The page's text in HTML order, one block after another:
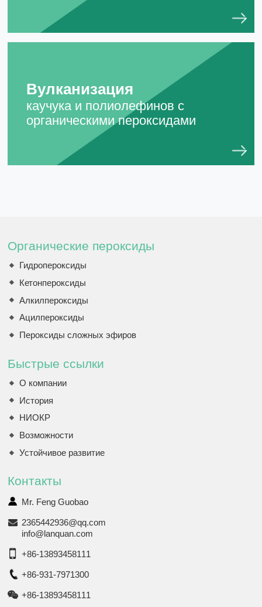
Вулканизация
каучука и полиолефинов с
органическими пероксидами
Органические пероксиды
Гидропероксиды
Кетонпероксиды
Алкилпероксиды
Ацилпероксиды
Пероксиды сложных эфиров
Быстрые ссылки
О компании
История
НИОКР
Возможности
Устойчивое развитие
Контакты
Mr. Feng Guobao
2365442936@qq.com
info@lanquan.com
+86-13893458111
+86-931-7971300
+86-13893458111